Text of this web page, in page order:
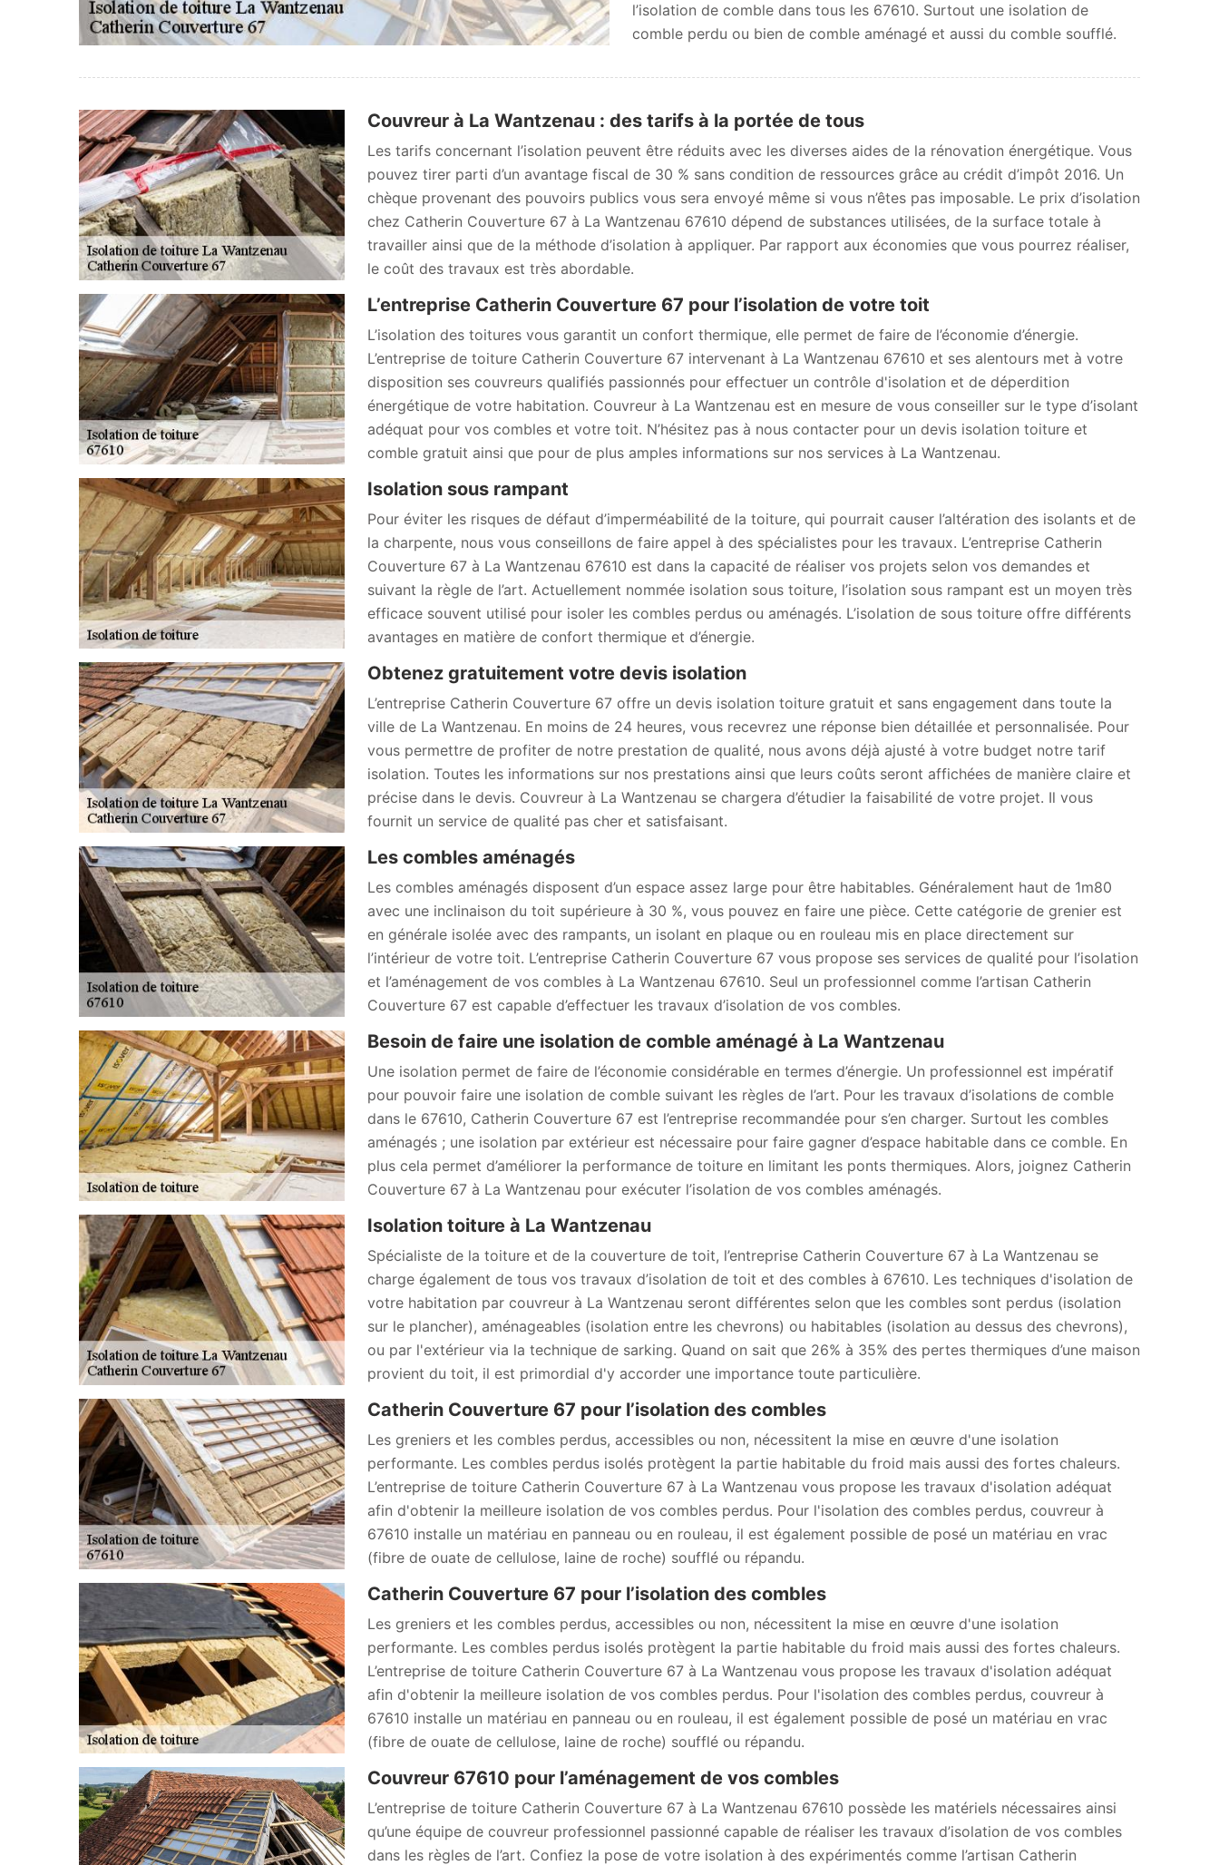
l’isolation de comble dans tous les 67610. Surtout une isolation de
comble perdu ou bien de comble aménagé et aussi du comble soufflé.
Couvreur à La Wantzenau : des tarifs à la portée de tous
Les tarifs concernant l’isolation peuvent être réduits avec les diverses aides de la rénovation énergétique. Vous
pouvez tirer parti d’un avantage fiscal de 30 % sans condition de ressources grâce au crédit d’impôt 2016. Un
chèque provenant des pouvoirs publics vous sera envoyé même si vous n’êtes pas imposable. Le prix d’isolation
chez Catherin Couverture 67 à La Wantzenau 67610 dépend de substances utilisées, de la surface totale à
travailler ainsi que de la méthode d’isolation à appliquer. Par rapport aux économies que vous pourrez réaliser,
le coût des travaux est très abordable.
L’entreprise Catherin Couverture 67 pour l’isolation de votre toit
L’isolation des toitures vous garantit un confort thermique, elle permet de faire de l’économie d’énergie.
L’entreprise de toiture Catherin Couverture 67 intervenant à La Wantzenau 67610 et ses alentours met à votre
disposition ses couvreurs qualifiés passionnés pour effectuer un contrôle d'isolation et de déperdition
énergétique de votre habitation. Couvreur à La Wantzenau est en mesure de vous conseiller sur le type d’isolant
adéquat pour vos combles et votre toit. N’hésitez pas à nous contacter pour un devis isolation toiture et
comble gratuit ainsi que pour de plus amples informations sur nos services à La Wantzenau.
Isolation sous rampant
Pour éviter les risques de défaut d’imperméabilité de la toiture, qui pourrait causer l’altération des isolants et de
la charpente, nous vous conseillons de faire appel à des spécialistes pour les travaux. L’entreprise Catherin
Couverture 67 à La Wantzenau 67610 est dans la capacité de réaliser vos projets selon vos demandes et
suivant la règle de l’art. Actuellement nommée isolation sous toiture, l’isolation sous rampant est un moyen très
efficace souvent utilisé pour isoler les combles perdus ou aménagés. L’isolation de sous toiture offre différents
avantages en matière de confort thermique et d’énergie.
Obtenez gratuitement votre devis isolation
L’entreprise Catherin Couverture 67 offre un devis isolation toiture gratuit et sans engagement dans toute la
ville de La Wantzenau. En moins de 24 heures, vous recevrez une réponse bien détaillée et personnalisée. Pour
vous permettre de profiter de notre prestation de qualité, nous avons déjà ajusté à votre budget notre tarif
isolation. Toutes les informations sur nos prestations ainsi que leurs coûts seront affichées de manière claire et
précise dans le devis. Couvreur à La Wantzenau se chargera d’étudier la faisabilité de votre projet. Il vous
fournit un service de qualité pas cher et satisfaisant.
Les combles aménagés
Les combles aménagés disposent d’un espace assez large pour être habitables. Généralement haut de 1m80
avec une inclinaison du toit supérieure à 30 %, vous pouvez en faire une pièce. Cette catégorie de grenier est
en générale isolée avec des rampants, un isolant en plaque ou en rouleau mis en place directement sur
l’intérieur de votre toit. L’entreprise Catherin Couverture 67 vous propose ses services de qualité pour l’isolation
et l’aménagement de vos combles à La Wantzenau 67610. Seul un professionnel comme l’artisan Catherin
Couverture 67 est capable d’effectuer les travaux d’isolation de vos combles.
Besoin de faire une isolation de comble aménagé à La Wantzenau
Une isolation permet de faire de l’économie considérable en termes d’énergie. Un professionnel est impératif
pour pouvoir faire une isolation de comble suivant les règles de l’art. Pour les travaux d’isolations de comble
dans le 67610, Catherin Couverture 67 est l’entreprise recommandée pour s’en charger. Surtout les combles
aménagés ; une isolation par extérieur est nécessaire pour faire gagner d’espace habitable dans ce comble. En
plus cela permet d’améliorer la performance de toiture en limitant les ponts thermiques. Alors, joignez Catherin
Couverture 67 à La Wantzenau pour exécuter l’isolation de vos combles aménagés.
Isolation toiture à La Wantzenau
Spécialiste de la toiture et de la couverture de toit, l’entreprise Catherin Couverture 67 à La Wantzenau se
charge également de tous vos travaux d’isolation de toit et des combles à 67610. Les techniques d'isolation de
votre habitation par couvreur à La Wantzenau seront différentes selon que les combles sont perdus (isolation
sur le plancher), aménageables (isolation entre les chevrons) ou habitables (isolation au dessus des chevrons),
ou par l'extérieur via la technique de sarking. Quand on sait que 26% à 35% des pertes thermiques d’une maison
provient du toit, il est primordial d'y accorder une importance toute particulière.
Catherin Couverture 67 pour l’isolation des combles
Les greniers et les combles perdus, accessibles ou non, nécessitent la mise en œuvre d'une isolation
performante. Les combles perdus isolés protègent la partie habitable du froid mais aussi des fortes chaleurs.
L’entreprise de toiture Catherin Couverture 67 à La Wantzenau vous propose les travaux d'isolation adéquat
afin d'obtenir la meilleure isolation de vos combles perdus. Pour l'isolation des combles perdus, couvreur à
67610 installe un matériau en panneau ou en rouleau, il est également possible de posé un matériau en vrac
(fibre de ouate de cellulose, laine de roche) soufflé ou répandu.
Catherin Couverture 67 pour l’isolation des combles
Les greniers et les combles perdus, accessibles ou non, nécessitent la mise en œuvre d'une isolation
performante. Les combles perdus isolés protègent la partie habitable du froid mais aussi des fortes chaleurs.
L’entreprise de toiture Catherin Couverture 67 à La Wantzenau vous propose les travaux d'isolation adéquat
afin d'obtenir la meilleure isolation de vos combles perdus. Pour l'isolation des combles perdus, couvreur à
67610 installe un matériau en panneau ou en rouleau, il est également possible de posé un matériau en vrac
(fibre de ouate de cellulose, laine de roche) soufflé ou répandu.
Couvreur 67610 pour l’aménagement de vos combles
L’entreprise de toiture Catherin Couverture 67 à La Wantzenau 67610 possède les matériels nécessaires ainsi
qu’une équipe de couvreur professionnel passionné capable de réaliser les travaux d’isolation de vos combles
dans les règles de l’art. Confiez la pose de votre isolation à des expérimentés comme l’artisan Catherin